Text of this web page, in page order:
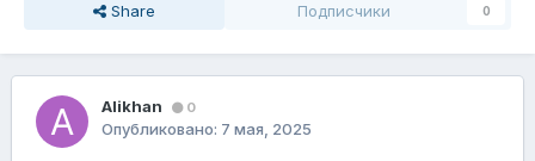
Share Подписчики 0
Alikhan 0
Опубликовано: 7 мая, 2025